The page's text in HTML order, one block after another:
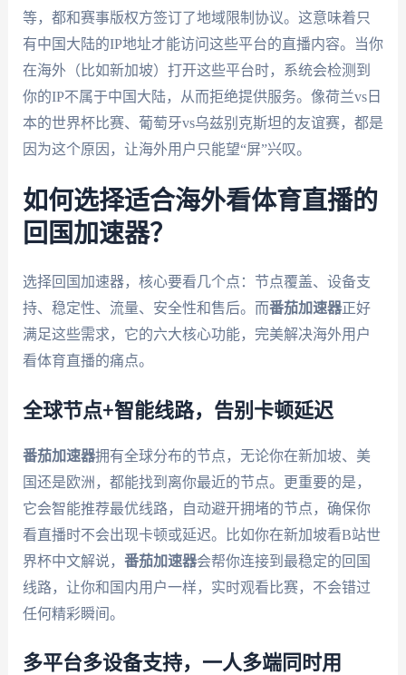
等，都和赛事版权方签订了地域限制协议。这意味着只
有中国大陆的IP地址才能访问这些平台的直播内容。当你
在海外（比如新加坡）打开这些平台时，系统会检测到
你的IP不属于中国大陆，从而拒绝提供服务。像荷兰vs日
本的世界杯比赛、葡萄牙vs乌兹别克斯坦的友谊赛，都是
因为这个原因，让海外用户只能望“屏”兴叹。
如何选择适合海外看体育直播的
回国加速器？
选择回国加速器，核心要看几个点：节点覆盖、设备支
持、稳定性、流量、安全性和售后。而番茄加速器正好
满足这些需求，它的六大核心功能，完美解决海外用户
看体育直播的痛点。
全球节点+智能线路，告别卡顿延迟
番茄加速器拥有全球分布的节点，无论你在新加坡、美
国还是欧洲，都能找到离你最近的节点。更重要的是，
它会智能推荐最优线路，自动避开拥堵的节点，确保你
看直播时不会出现卡顿或延迟。比如你在新加坡看B站世
界杯中文解说， 番茄加速器会帮你连接到最稳定的回国
线路，让你和国内用户一样，实时观看比赛，不会错过
任何精彩瞬间。
多平台多设备支持，一人多端同时用